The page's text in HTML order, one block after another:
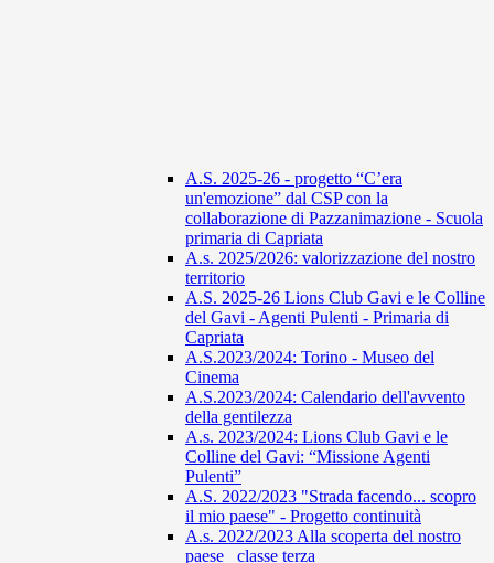
A.S. 2025-26 - progetto “C’era
un'emozione” dal CSP con la
collaborazione di Pazzanimazione - Scuola
primaria di Capriata
A.s. 2025/2026: valorizzazione del nostro
territorio
A.S. 2025-26 Lions Club Gavi e le Colline
del Gavi - Agenti Pulenti - Primaria di
Capriata
A.S.2023/2024: Torino - Museo del
Cinema
A.S.2023/2024: Calendario dell'avvento
della gentilezza
A.s. 2023/2024: Lions Club Gavi e le
Colline del Gavi: “Missione Agenti
Pulenti”
A.S. 2022/2023 "Strada facendo... scopro
il mio paese" - Progetto continuità
A.s. 2022/2023 Alla scoperta del nostro
paese_ classe terza